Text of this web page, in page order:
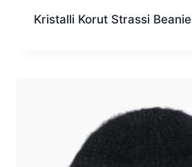
Kristalli Korut Strassi Beanie